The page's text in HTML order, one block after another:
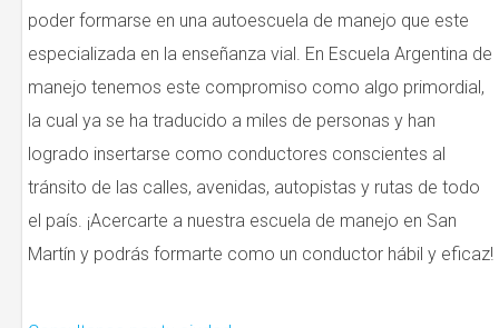
poder formarse en una autoescuela de manejo que este
especializada en la enseñanza vial. En Escuela Argentina de
manejo tenemos este compromiso como algo primordial,
la cual ya se ha traducido a miles de personas y han
logrado insertarse como conductores conscientes al
tránsito de las calles, avenidas, autopistas y rutas de todo
el país. ¡Acercarte a nuestra escuela de manejo en San
Martín y podrás formarte como un conductor hábil y eficaz!